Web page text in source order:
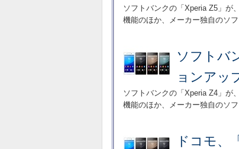
ソフトバンクの「Xperia Z5」が
機能のほか、メーカー独自のソ
ソフトバ
ョンアッ
ソフトバンクの「Xperia Z4」が
機能のほか、メーカー独自のソ
ドコモ、